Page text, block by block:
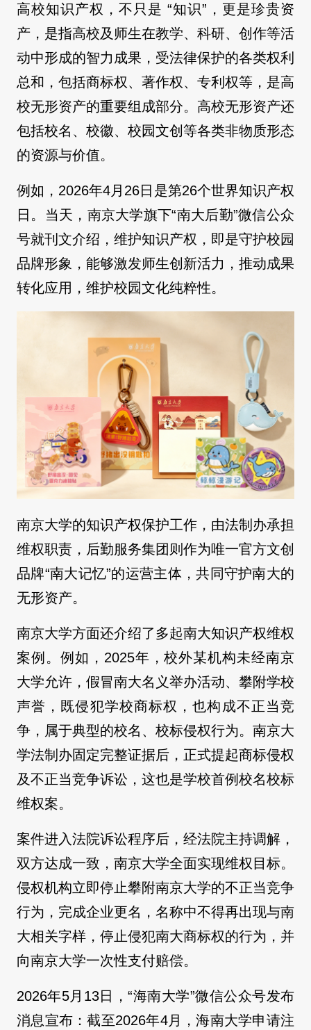
高校知识产权，不只是 “知识”，更是珍贵资
产，是指高校及师生在教学、科研、创作等活
动中形成的智力成果，受法律保护的各类权利
总和，包括商标权、著作权、专利权等，是高
校无形资产的重要组成部分。高校无形资产还
包括校名、校徽、校园文创等各类非物质形态
的资源与价值。
例如，2026年4月26日是第26个世界知识产权
日。当天，南京大学旗下“南大后勤”微信公众
号就刊文介绍，维护知识产权，即是守护校园
品牌形象，能够激发师生创新活力，推动成果
转化应用，维护校园文化纯粹性。
南京大学的知识产权保护工作，由法制办承担
维权职责，后勤服务集团则作为唯一官方文创
品牌“南大记忆”的运营主体，共同守护南大的
无形资产。
南京大学方面还介绍了多起南大知识产权维权
案例。例如，2025年，校外某机构未经南京
大学允许，假冒南大名义举办活动、攀附学校
声誉，既侵犯学校商标权，也构成不正当竞
争，属于典型的校名、校标侵权行为。南京大
学法制办固定完整证据后，正式提起商标侵权
及不正当竞争诉讼，这也是学校首例校名校标
维权案。
案件进入法院诉讼程序后，经法院主持调解，
双方达成一致，南京大学全面实现维权目标。
侵权机构立即停止攀附南京大学的不正当竞争
行为，完成企业更名，名称中不得再出现与南
大相关字样，停止侵犯南大商标权的行为，并
向南京大学一次性支付赔偿。
2026年5月13日，“海南大学”微信公众号发布
消息宣布：截至2026年4月，海南大学申请注